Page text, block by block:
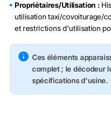
Propriétaires/Utilisation :
utilisation taxi/covoiturage/
et restrictions d'utilisation
Ces éléments
complet ; le décodeur
spécifications d'usine.